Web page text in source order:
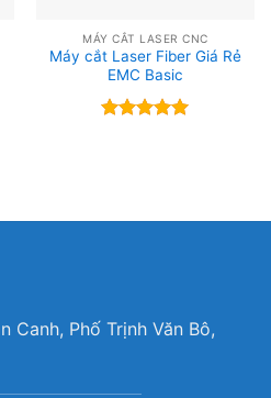
MÁY CẮT LASER CNC
Máy cắt Laser Fiber Giá Rẻ
EMC Basic
Canh, Phố Trịnh Văn Bô,